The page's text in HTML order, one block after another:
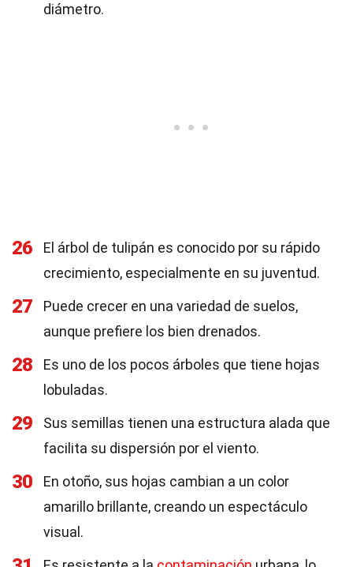
diámetro.
26
El árbol de tulipán es conocido por su rápido
crecimiento, especialmente en su juventud.
27
Puede crecer en una variedad de suelos,
aunque prefiere los bien drenados.
28
Es uno de los pocos árboles que tiene hojas
lobuladas.
29
Sus semillas tienen una estructura alada que
facilita su dispersión por el viento.
30
En otoño, sus hojas cambian a un color
amarillo brillante, creando un espectáculo
visual.